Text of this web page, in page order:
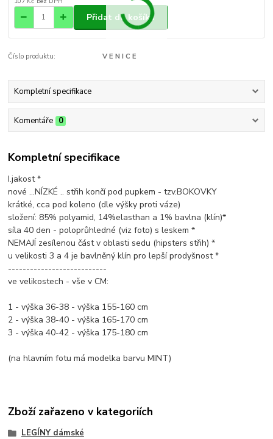
Přidat do košíku
Číslo produktu: V E N I C E
Kompletní specifikace
Komentáře 0
Kompletní specifikace
I.jakost *
nové ...NÍZKÉ .. střih končí pod pupkem - tzv.BOKOVKY
krátké, cca pod koleno (dle výšky proti váze)
složení: 85% polyamid, 14%elasthan a 1% bavlna (klín)*
síla 40 den - poloprůhledné (viz foto) s leskem *
NEMAJÍ zesílenou část v oblasti sedu (hipsters střih) *
u velikosti 3 a 4 je bavlněný klín pro lepší prodyšnost *
---------------------------
ve velikostech - vše v CM:
1 - výška 36-38 - výška 155-160 cm
2 - výška 38-40 - výška 165-170 cm
3 - výška 40-42 - výška 175-180 cm
(na hlavním fotu má modelka barvu MINT)
Zboží zařazeno v kategoriích
LEGÍNY dámské